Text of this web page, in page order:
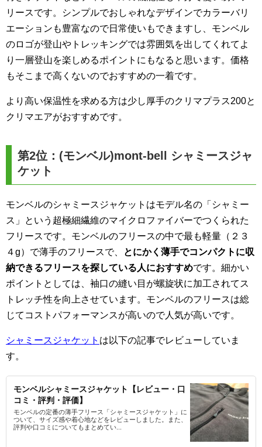
リースです。シンプルでおしゃれなデザインでカラーバリ
エーションも豊富なので日常使いもできますし、モンベル
のロゴが登山やトレッキングでは雰囲気を出してくれてよ
り一層登山を楽しめるポイントにもなると思います。価格
もそこまで高くないのでおすすめの一着です。
より高い保温性を求める方は少し厚手のクリマプラス200と
クリマエアがおすすめです。
第2位：(モンベル)mont-bell シャミースジャ
ケット
モンベルのシャミースジャケットはモデル名の「シャミー
ス」という超極細繊維のマイクロファイバーでつくられた
フリースです。モンベルのフリースの中で最も軽量（２３
４g）で薄手のフリースで、
とにかく薄手でコンパクトに収
納できるフリースを探している人におすすめです。細かい
ポイントとしては、袖口の縫い目が螺旋状に加工されてス
トレッチ性を向上させています。モンベルのフリースは総
じてコストパフォーマンスが高いので人気が高いです。
シャミースジャケット は以下の記事でレビューしていま
す。
モンベルシャミースジャケット【レビュー・口
コミ・評判・評価】
モンベルの定番の薄手フリース「シャミースジャケット」に
ついて、サイズ感や着心地などをレビューしました。また、
評判や口コミについてもまとめてい...